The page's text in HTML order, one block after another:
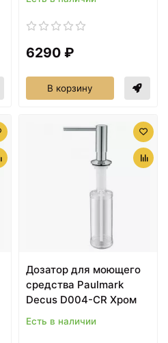
6290 ₽
В корзину
Дозатор для моющего
средства Paulmark
Decus D004-CR Хром
Есть в наличии